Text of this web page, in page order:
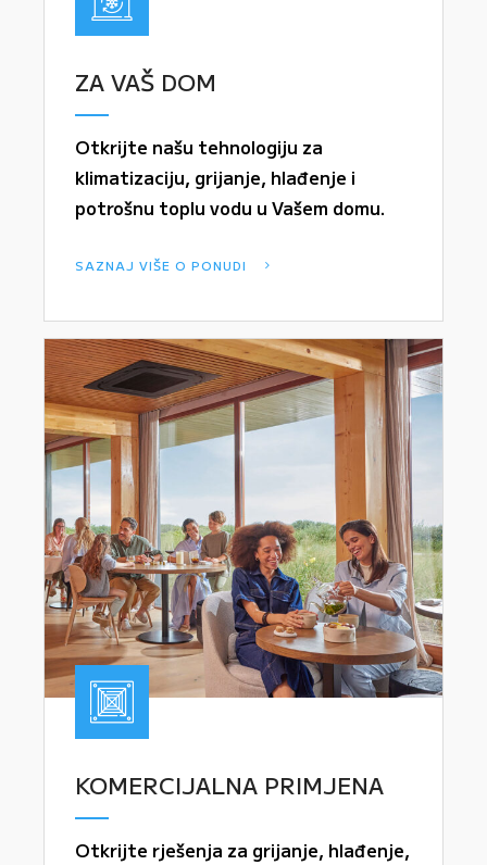
ZA VAŠ DOM
Otkrijte našu tehnologiju za
klimatizaciju, grijanje, hlađenje i
potrošnu toplu vodu u Vašem domu.
SAZNAJ VIŠE O PONUDI
KOMERCIJALNA PRIMJENA
Otkrijte rješenja za grijanje, hlađenje,